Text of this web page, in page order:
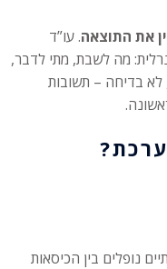
את התוצאה. עו”ד
מה לשבת, מתי לדבר,
לא בדיחה – תשובות
נופלים בין הכיסאות